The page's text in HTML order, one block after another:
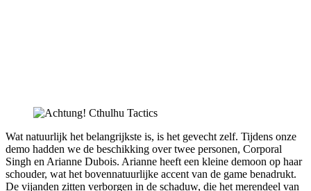
Wat natuurlijk het belangrijkste is, is het gevecht zelf. Tijdens onze
demo hadden we de beschikking over twee personen, Corporal
Singh en Arianne Dubois. Arianne heeft een kleine demoon op haar
schouder, wat het bovennatuurlijke accent van de game benadrukt.
De vijanden zitten verborgen in de schaduw, die het merendeel van